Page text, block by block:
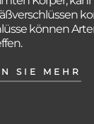
können
SIE MEHR